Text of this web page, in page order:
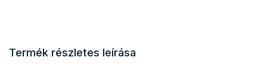
Termék részletes leírása